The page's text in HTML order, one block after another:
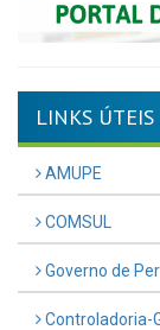
LINKS ÚTEIS
AMUPE
COMSUL
Governo de
Controladoria-